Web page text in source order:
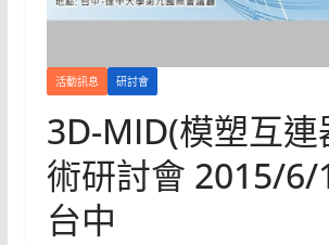
活動訊息 研討會
3D-MID(模塑互連
術研討會 2015/6/
台中